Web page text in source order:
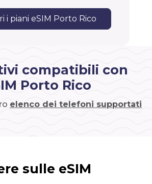
i piani eSIM Porto Rico
compatibili con
Porto Rico
elenco dei telefoni supportati
sulle eSIM